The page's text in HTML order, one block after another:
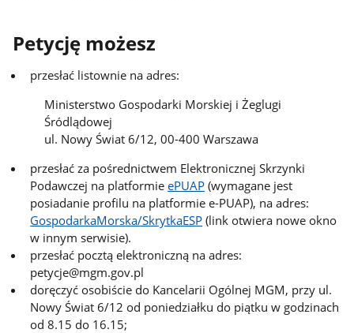
Petycję możesz
przesłać listownie na adres:
Ministerstwo Gospodarki Morskiej i Żeglugi
Śródlądowej
ul. Nowy Świat 6/12, 00-400 Warszawa
przesłać za pośrednictwem Elektronicznej Skrzynki
Podawczej na platformieePUAP (wymagane jest
posiadanie profilu na platformie e-PUAP), na adres:
GospodarkaMorska/SkrytkaESP (link otwiera nowe okno
w innym serwisie).
przesłać pocztą elektroniczną na adres:
petycje@mgm.gov.pl
doręczyć osobiście do Kancelarii Ogólnej MGM, przy ul.
Nowy Świat 6/12 od poniedziałku do piątku w godzinach
od 8.15 do 16.15;